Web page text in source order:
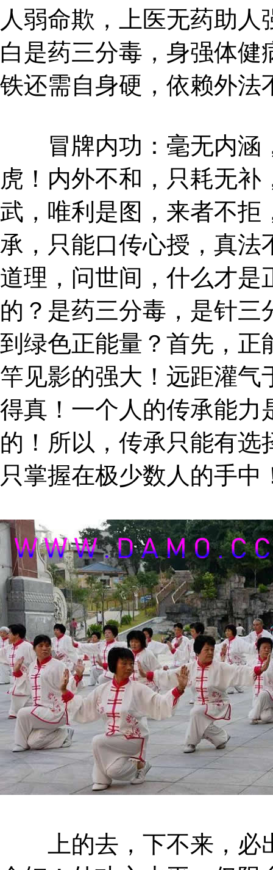
人弱命欺，上医无药助
白是药三分毒，身强体
铁还需自身硬，依赖外法
冒牌内功：毫无内涵
虎！内外不和，只耗无
武，唯利是图，来者不拒
承，只能口传心授，真法
道理，问世间，什么才是
的？是药三分毒，是针
到绿色正能量？首先，正
竿见影的强大！远距灌气
得真！一个人的传承能力
的！所以，传承只能有
只掌握在极少数人的手中
上的去，下不来，必